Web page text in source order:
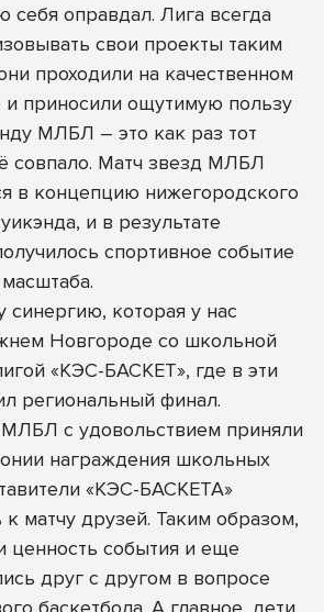
оправдал. Лига всегда
свои проекты таким
проходили на качественном
приносили ощутимую пользу
МЛБЛ – это как раз тот
совпало. Матч звезд МЛБЛ
в концепцию нижегородского
и в результате
спортивное событие
синергию, которая у нас
Новгороде со школьной
«КЭС-БАСКЕТ», где в эти
региональный финал.
с удовольствием приняли
награждения школьных
«КЭС-БАСКЕТА»
матчу друзей. Таким образом,
события и еще
друг с другом в вопросе